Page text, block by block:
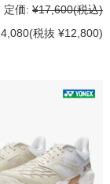
定価: ¥17,600(税込)
(税抜 ¥12,800)